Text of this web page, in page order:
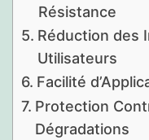
Résistance
Réduction des
Utilisateurs
Facilité
Protection
Dégradations